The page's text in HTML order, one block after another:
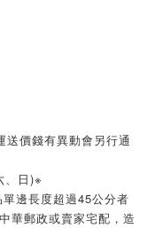
價錢有異動會另行通
、日)※
邊長度超過45公分者
華郵政或賣家宅配，造